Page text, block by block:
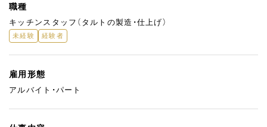
職種
キッチンスタッフ（タルトの製造・仕上げ）
未経験 経験者
雇用形態
アルバイト・パート